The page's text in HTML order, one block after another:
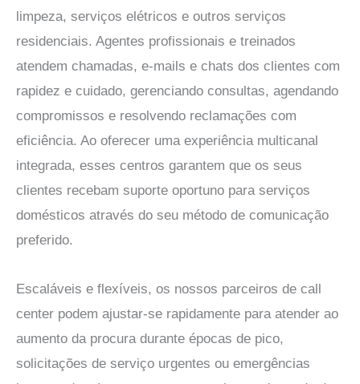
limpeza, serviços elétricos e outros serviços
residenciais. Agentes profissionais e treinados
atendem chamadas, e-mails e chats dos clientes com
rapidez e cuidado, gerenciando consultas, agendando
compromissos e resolvendo reclamações com
eficiência. Ao oferecer uma experiência multicanal
integrada, esses centros garantem que os seus
clientes recebam suporte oportuno para serviços
domésticos através do seu método de comunicação
preferido.
Escaláveis e flexíveis, os nossos parceiros de call
center podem ajustar-se rapidamente para atender ao
aumento da procura durante épocas de pico,
solicitações de serviço urgentes ou emergências